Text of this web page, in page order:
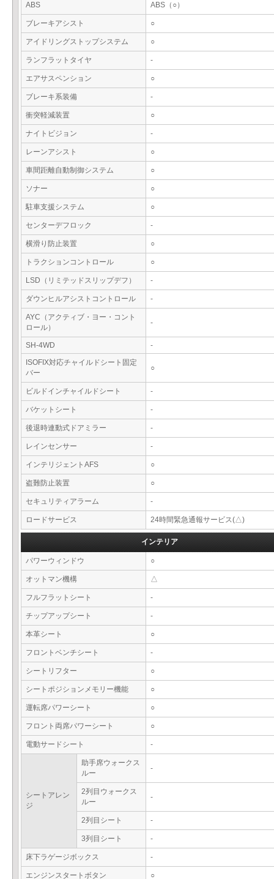
ABS ABS（○）
ブレーキアシスト ○
アイドリングストップシステム ○
ランフラットタイヤ -
エアサスペンション ○
ブレーキ系装備 -
衝突軽減装置 ○
ナイトビジョン -
レーンアシスト ○
車間距離自動制御システム ○
ソナー ○
駐車支援システム ○
センターデフロック -
横滑り防止装置 ○
トラクションコントロール ○
LSD（リミテッドスリップデフ） -
ダウンヒルアシストコントロール -
AYC（アクティブ・ヨー・コント
ロール）
-
SH-4WD
-
ISOFIX対応チャイルドシート固定
バー
○
ビルドインチャイルドシート -
バケットシート -
後退時連動式ドアミラー -
レインセンサー -
インテリジェントAFS ○
盗難防止装置 ○
セキュリティアラーム -
ロードサービス 24時間緊急通報サービス(△)
インテリア
パワーウィンドウ ○
オットマン機構 △
フルフラットシート -
チップアップシート -
本革シート ○
フロントベンチシート -
シートリフター ○
シートポジションメモリー機能 ○
運転席パワーシート ○
フロント両席パワーシート ○
電動サードシート -
シートアレン
ジ
助手席ウォークス
ルー
-
2列目ウォークス
ルー
-
2列目シート -
3列目シート -
床下ラゲージボックス -
エンジンスタートボタン ○